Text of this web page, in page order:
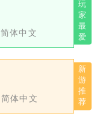
简体中文
简体中文